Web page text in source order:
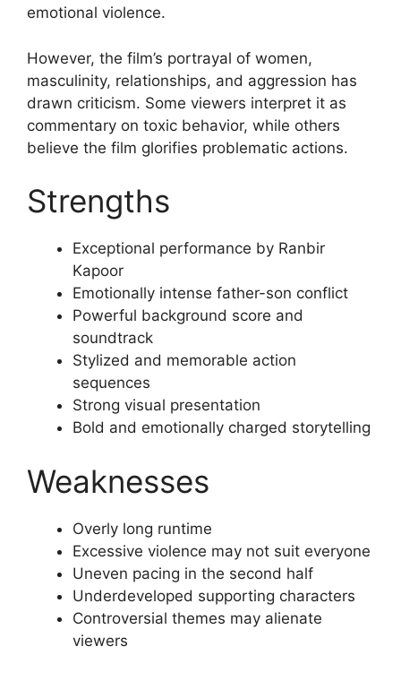
emotional violence.
However, the film’s portrayal of women,
masculinity, relationships, and aggression has
drawn criticism. Some viewers interpret it as
commentary on toxic behavior, while others
believe the film glorifies problematic actions.
Strengths
Exceptional performance by Ranbir
Kapoor
Emotionally intense father-son conflict
Powerful background score and
soundtrack
Stylized and memorable action
sequences
Strong visual presentation
Bold and emotionally charged storytelling
Weaknesses
Overly long runtime
Excessive violence may not suit everyone
Uneven pacing in the second half
Underdeveloped supporting characters
Controversial themes may alienate
viewers